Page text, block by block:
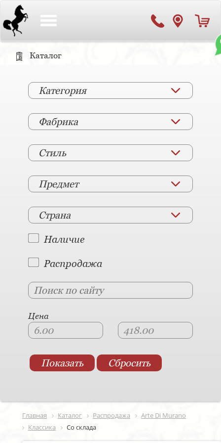
Каталог
Категория
Фабрика
Стиль
Предмет
Страна
Наличие
Распродажа
Цена
Главная Каталог Распродажа
Arte Di Murano
Классика
Со склада